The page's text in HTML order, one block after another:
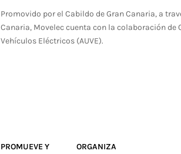
Promovido por el Cabildo de Gran Canaria, a
Canaria, Movelec cuenta con la colaboración
Vehículos Eléctricos (AUVE).
PROMUEVE Y
ORGANIZA